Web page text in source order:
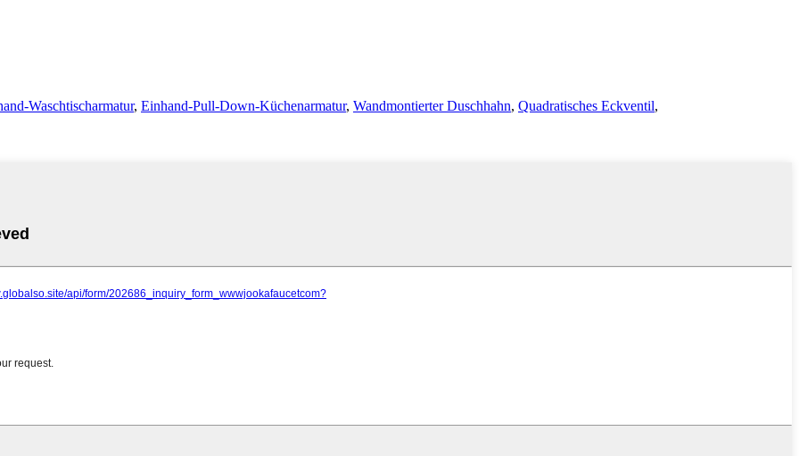
Waschtischarmatur, Einhand-Pull-Down-Küchenarmatur, Wandmontierter Duschhahn, Quadratisches Eckventil,